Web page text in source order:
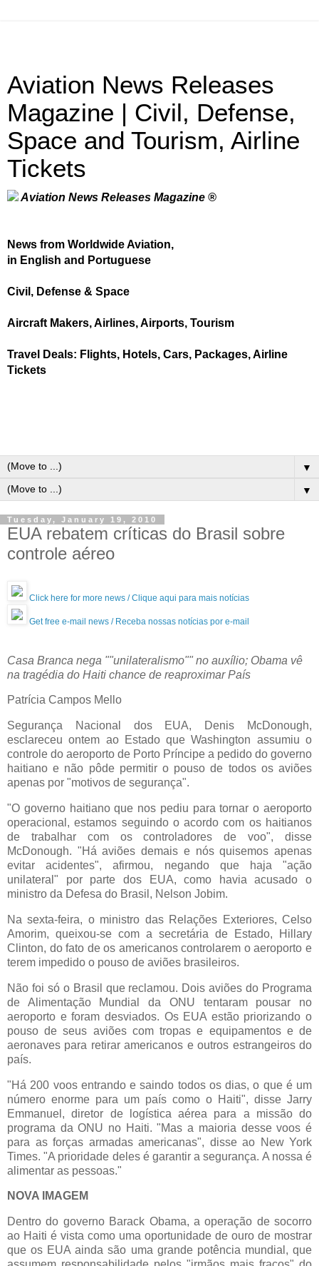
Aviation News Releases
Magazine | Civil, Defense,
Space and Tourism, Airline
Tickets
Aviation News Releases Magazine ®
News from Worldwide Aviation,
in English and Portuguese
Civil, Defense & Space
Aircraft Makers, Airlines, Airports, Tourism
Travel Deals: Flights, Hotels, Cars, Packages, Airline
Tickets
▼
▼
Tuesday, January 19, 2010
EUA rebatem críticas do Brasil sobre
controle aéreo
Click here for more news / Clique aqui para mais notícias
Get free e-mail news / Receba nossas notícias por e-mail
Casa Branca nega ""unilateralismo"" no auxílio; Obama vê
na tragédia do Haiti chance de reaproximar País
Patrícia Campos Mello
Segurança Nacional dos EUA, Denis McDonough,
esclareceu ontem ao Estado que Washington assumiu o
controle do aeroporto de Porto Príncipe a pedido do governo
haitiano e não pôde permitir o pouso de todos os aviões
apenas por "motivos de segurança".
"O governo haitiano que nos pediu para tornar o aeroporto
operacional, estamos seguindo o acordo com os haitianos
de trabalhar com os controladores de voo", disse
McDonough. "Há aviões demais e nós quisemos apenas
evitar acidentes", afirmou, negando que haja "ação
unilateral" por parte dos EUA, como havia acusado o
ministro da Defesa do Brasil, Nelson Jobim.
Na sexta-feira, o ministro das Relações Exteriores, Celso
Amorim, queixou-se com a secretária de Estado, Hillary
Clinton, do fato de os americanos controlarem o aeroporto e
terem impedido o pouso de aviões brasileiros.
Não foi só o Brasil que reclamou. Dois aviões do Programa
de Alimentação Mundial da ONU tentaram pousar no
aeroporto e foram desviados. Os EUA estão priorizando o
pouso de seus aviões com tropas e equipamentos e de
aeronaves para retirar americanos e outros estrangeiros do
país.
"Há 200 voos entrando e saindo todos os dias, o que é um
número enorme para um país como o Haiti", disse Jarry
Emmanuel, diretor de logística aérea para a missão do
programa da ONU no Haiti. "Mas a maioria desse voos é
para as forças armadas americanas", disse ao New York
Times. "A prioridade deles é garantir a segurança. A nossa é
alimentar as pessoas."
NOVA IMAGEM
Dentro do governo Barack Obama, a operação de socorro
ao Haiti é vista como uma oportunidade de ouro de mostrar
que os EUA ainda são uma grande potência mundial, que